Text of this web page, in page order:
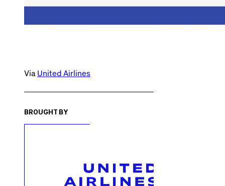
Via United Airlines
BROUGHT BY